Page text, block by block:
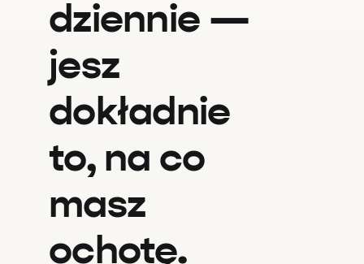
dziennie —
jesz
dokładnie
to, na co
masz
ochotę.